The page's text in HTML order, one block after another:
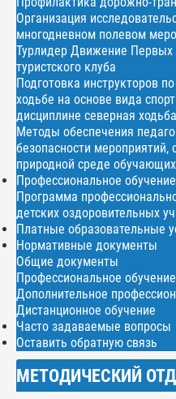
Организация
многодневном полевом
Турлидер Движение Первых
туристского клуба
Подготовка инструкторов
ходьбе на основе вида
дисциплине северная ходьба
Методы обеспечения
безопасности
природной среде
Профессиональное обучение
Программа
детских оздоровительных
Платные образовательные
Нормативные документы
Общие документы
Профессиональное обучение
Дополнительное
Дистанционное обучение
Часто задаваемые вопросы
Оставить обратную связь
МЕТОДИЧЕСКИЙ